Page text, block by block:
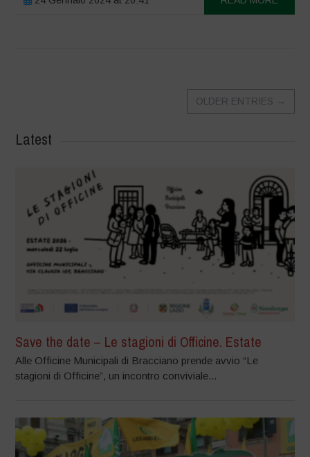
OLDER ENTRIES →
Latest
Save the date – Le stagioni di Officine. Estate
Alle Officine Municipali di Bracciano prende avvio “Le
stagioni di Officine”, un incontro conviviale...